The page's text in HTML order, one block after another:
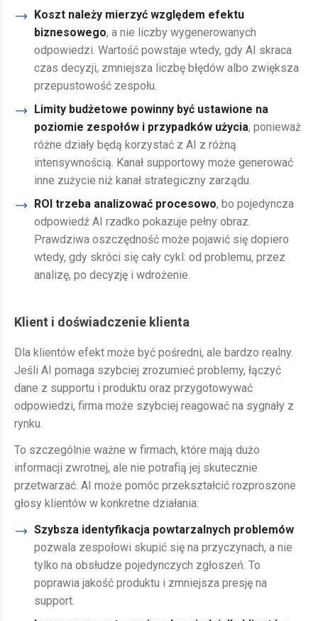
Koszt należy mierzyć względem efektu
biznesowego, a nie liczby wygenerowanych
odpowiedzi. Wartość powstaje wtedy, gdy AI skraca
czas decyzji, zmniejsza liczbę błędów albo zwiększa
przepustowość zespołu.
Limity budżetowe powinny być ustawione na
poziomie zespołów i przypadków użycia, ponieważ
różne działy będą korzystać z AI z różną
intensywnością. Kanał supportowy może generować
inne zużycie niż kanał strategiczny zarządu.
ROI trzeba analizować procesowo, bo pojedyncza
odpowiedź AI rzadko pokazuje pełny obraz.
Prawdziwa oszczędność może pojawić się dopiero
wtedy, gdy skróci się cały cykl: od problemu, przez
analizę, po decyzję i wdrożenie.
Klient i doświadczenie klienta
Dla klientów efekt może być pośredni, ale bardzo realny.
Jeśli AI pomaga szybciej zrozumieć problemy, łączyć
dane z supportu i produktu oraz przygotowywać
odpowiedzi, firma może szybciej reagować na sygnały z
rynku.
To szczególnie ważne w firmach, które mają dużo
informacji zwrotnej, ale nie potrafią jej skutecznie
przetwarzać. AI może pomóc przekształcić rozproszone
głosy klientów w konkretne działania:
Szybsza identyfikacja powtarzalnych problemów
pozwala zespołowi skupić się na przyczynach, a nie
tylko na obsłudze pojedynczych zgłoszeń. To
poprawia jakość produktu i zmniejsza presję na
support.